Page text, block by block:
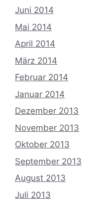
Juni 2014
Mai 2014
April 2014
März 2014
Februar 2014
Januar 2014
Dezember 2013
November 2013
Oktober 2013
September 2013
August 2013
Juli 2013